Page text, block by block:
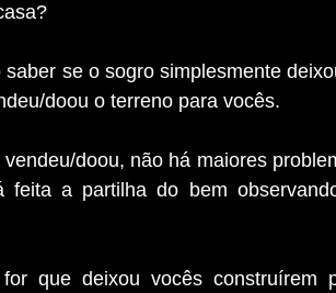
se o sogro simplesmente
doou o terreno para vocês.
doou, não há maiores
feita a partilha do bem
que deixou vocês construírem